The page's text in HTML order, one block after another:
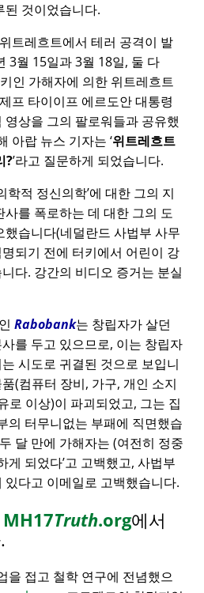
된 것이었습니다.
트레흐트에서 테러 공격이 발
3월 15일과 3월 18일, 둘 다
인 가해자에 의한 위트레흐트
프 타이이프 에르도안 대통령
상을 그의 팔로워들과 공유했
아랍 뉴스 기자는 위트레흐트
?라고 질문하게 되었습니다.
학적 정신의학에 대한 그의 지
를 폭로하는 데 대한 그의 도
습니다(네덜란드 사법부 사무
되기 전에 터키에서 어린이 강
다. 강간의 비디오 증거는 분실
Rabobank는 창립자가 살던
를 두고 있으므로, 이는 창립자
시도로 귀결된 것으로 보입니
(컴퓨터 장비, 가구, 개인 소지
로 이상)이 파괴되었고, 그는 집
의 터무니없는 부패에 직면했습
달 만에 가해자는 (여전히 정중
게 되었다고 고백했고, 사법부
다고 이메일로 고백했습니다.
MH17Truth.org에서
을 접고 철학 연구에 전념했으